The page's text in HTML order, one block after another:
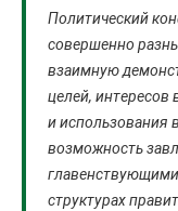
Политический
совершенно
взаимную
целей, интересов
и использования
возможность
структурах